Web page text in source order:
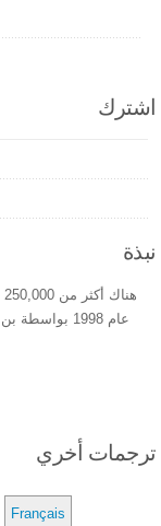
اشترك
نبذة
عام 1998 بواسطة بن ستيد و أصبح جزأ من شبكة Heartlight فى عام 2000
ترجمات أخري
Français